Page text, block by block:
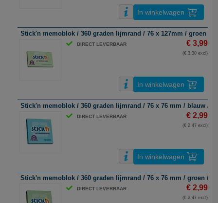
In winkelwagen
Stick'n memoblok / 360 graden lijmrand / 76 x 127mm / groen /
DIRECT LEVERBAAR € 3,99
(€ 3,30 excl)
In winkelwagen
Stick'n memoblok / 360 graden lijmrand / 76 x 76 mm / blauw /
DIRECT LEVERBAAR € 2,99
(€ 2,47 excl)
In winkelwagen
Stick'n memoblok / 360 graden lijmrand / 76 x 76 mm / groen /
DIRECT LEVERBAAR € 2,99
(€ 2,47 excl)